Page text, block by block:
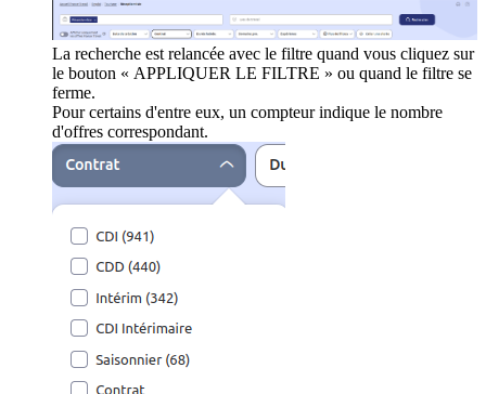
La recherche est relancée avec le filtre quand vous cliquez sur
le bouton « APPLIQUER LE FILTRE » ou quand le filtre se
ferme.
Pour certains d'entre eux, un compteur indique le nombre
d'offres correspondant.